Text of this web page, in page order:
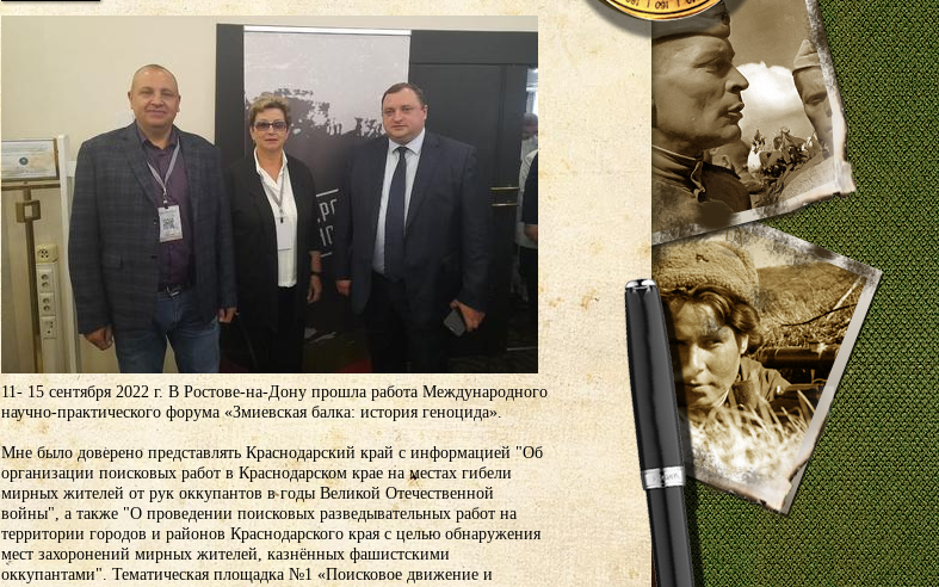
11- 15 сентября 2022 г. В Ростове-на-Дону прошла работа Международного
научно-практического форума «Змиевская балка: история геноцида».
Мне было доверено представлять Краснодарский край с информацией "Об
организации поисковых работ в Краснодарском крае на местах гибели
мирных жителей от рук оккупантов в годы Великой Отечественной
войны", а также "О проведении поисковых разведывательных работ на
территории городов и районов Краснодарского края с целью обнаружения
мест захоронений мирных жителей, казнённых фашистскими
оккупантами". Тематическая площадка №1 «Поисковое движение и